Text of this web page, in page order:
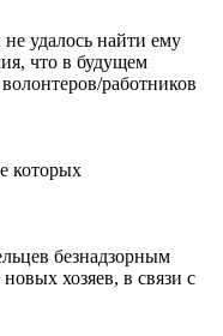
удалось найти ему
что в будущем
работников
которых
безнадзорным
хозяев, в связи с